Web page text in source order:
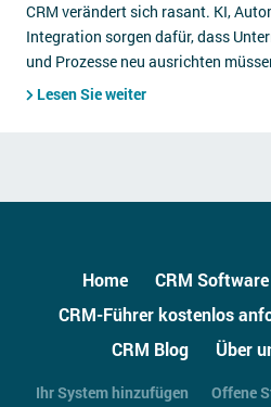
CRM verändert sich rasant. KI,
Integration sorgen dafür, dass
und Prozesse neu ausrichten
Lesen Sie weiter
Home CRM Software
CRM-Führer kostenlos
CRM Blog
Über
Ihr System hinzufügen
Offene